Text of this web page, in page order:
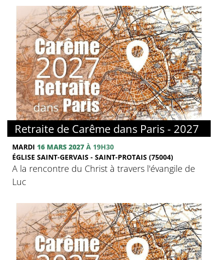
© FMJ
Retraite de Carême dans Paris - 2027
MARDI 16 MARS 2027 À 19H30
ÉGLISE SAINT-GERVAIS - SAINT-PROTAIS (75004)
A la rencontre du Christ à travers l'évangile de
Luc